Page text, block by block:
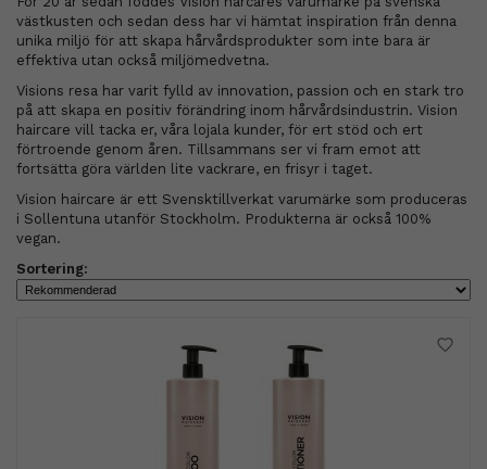
västkusten och sedan dess har vi hämtat inspiration från denna
unika miljö för att skapa hårvårdsprodukter som inte bara är
effektiva utan också miljömedvetna.
Visions resa har varit fylld av innovation, passion och en stark tro
på att skapa en positiv förändring inom hårvårdsindustrin. Vision
haircare vill tacka er, våra lojala kunder, för ert stöd och ert
förtroende genom åren. Tillsammans ser vi fram emot att
fortsätta göra världen lite vackrare, en frisyr i taget.
Vision haircare är ett Svensktillverkat varumärke som produceras
i Sollentuna utanför Stockholm. Produkterna är också 100%
vegan.
Sortering: